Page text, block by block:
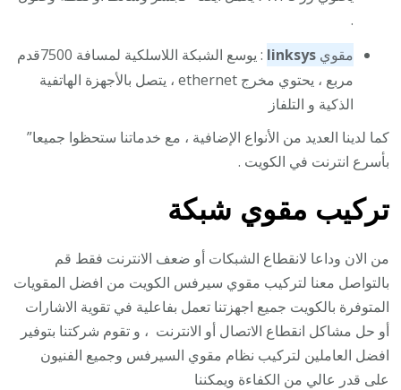
.
مقويlinksys
: يوسع الشبكة اللاسلكية لمسافة 7500قدم
مربع ، يحتوي مخرج ethernet ، يتصل بالأجهزة الهاتفية
الذكية و التلفاز
كما لدينا العديد من الأنواع الإضافية ، مع خدماتنا ستحظوا جميعا”
بأسرع انترنت في الكويت .
تركيب مقوي شبكة
من الان وداعا لانقطاع الشبكات أو ضعف الانترنت فقط قم
بالتواصل معنا لتركيب مقوي سيرفس الكويت من افضل المقويات
المتوفرة بالكويت جميع اجهزتنا تعمل بفاعلية في تقوية الاشارات
أو حل مشاكل انقطاع الاتصال أو الانترنت ، و تقوم شركتنا بتوفير
افضل العاملين لتركيب نظام مقوي السيرفس وجميع الفنيون
على قدر عالي من الكفاءة ويمكننا